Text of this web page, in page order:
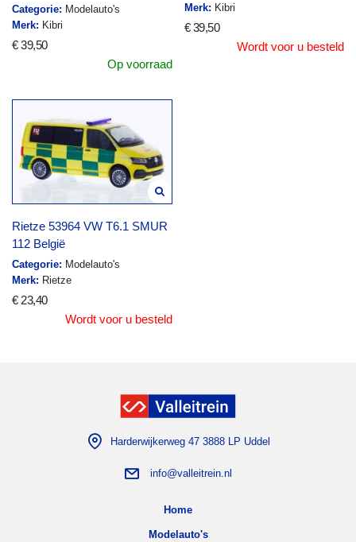
Categorie: Modelauto's
Merk: Kibri
€ 39,50
Op voorraad
Merk: Kibri
€ 39,50
Wordt voor u besteld
Rietze 53964 VW T6.1 SMUR
112 België
Categorie: Modelauto's
Merk: Rietze
€ 23,40
Wordt voor u besteld
Harderwijkerweg 47 3888 LP Uddel
info@valleitrein.nl
Home
Modelauto's